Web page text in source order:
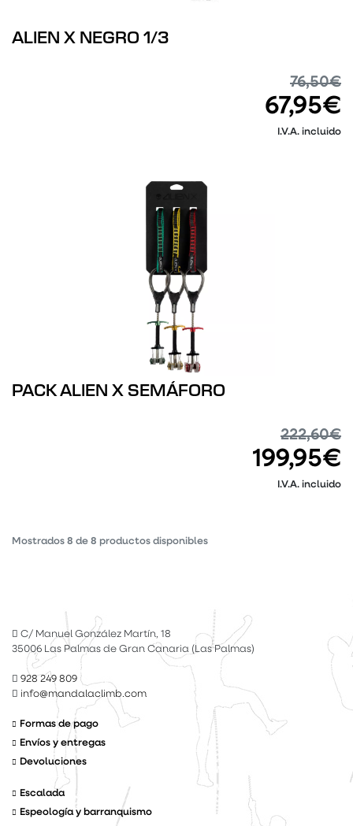
ALIEN X NEGRO 1/3
76,50€
67,95€
I.V.A. incluido
PACK ALIEN X SEMÁFORO
222,60€
199,95€
I.V.A. incluido
Mostrados 8 de 8 productos disponibles
C/ Manuel González Martín, 18
35006 Las Palmas de Gran Canaria (Las Palmas)
928 249 809
info@mandalaclimb.com
Formas de pago
Envíos y entregas
Devoluciones
Escalada
Espeología y barranquismo